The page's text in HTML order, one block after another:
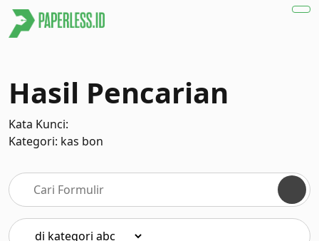
Hasil Pencarian
Kata Kunci:
Kategori: kas bon